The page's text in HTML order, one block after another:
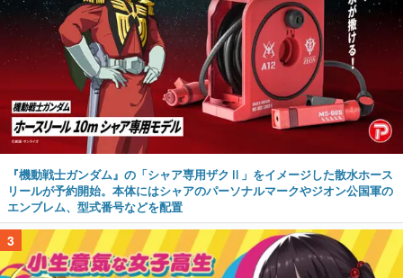
『機動戦士ガンダム』の「シャア専用ザクⅡ」をイメージした散水ホース
リールが予約開始。本体にはシャアのパーソナルマークやジオン公国軍の
エンブレム、型式番号などを配置
3